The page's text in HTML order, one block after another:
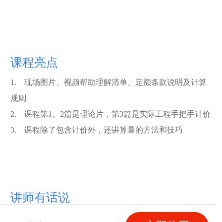
课程亮点
1. 现场图片、视频帮助理解清单、定额条款说明及计算
规则
2. 课程第1、2篇是理论片，第3篇是实际工程手把手计价
3. 课程除了包含计价外，还讲算量的方法和技巧
讲师有话说
本套课程一天用6个小时学习，那么15天下来你完全可以